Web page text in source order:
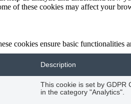
of these cookies may affect your
cookies ensure basic functionalities
Description
This cookie is set by GDPR
in the category "Analytics".